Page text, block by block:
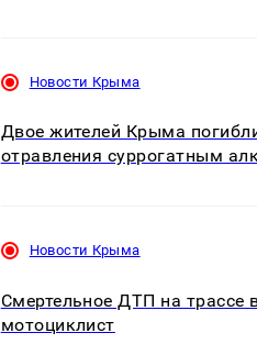
Новости Крыма
Двое жителей Крыма
отравления суррогатным
Новости Крыма
Смертельное ДТП на трассе
мотоциклист